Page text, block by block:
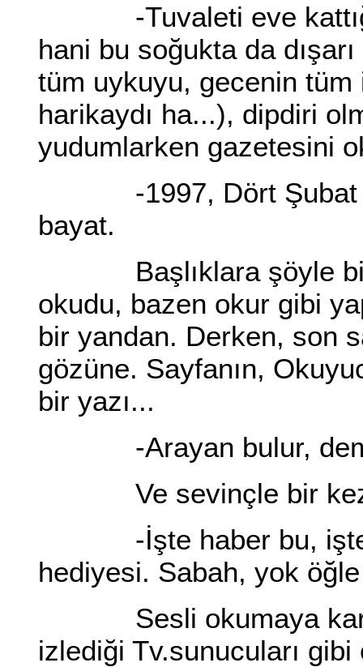
-Tuvaleti eve
hani bu soğukta da
tüm uykuyu, gecenin
harikaydı ha...), dipdiri
yudumlarken gazetesini
-1997, Dört Şubat
bayat.
Başlıklara şöyle bir
okudu, bazen okur gibi
bir yandan. Derken, son
gözüne. Sayfanın,
bir yazı...
-Arayan bulur,
Ve sevinçle bir kez
-İşte haber bu, işte
hediyesi. Sabah, yok
Sesli okumaya karar
izlediği Tv.sunucuları